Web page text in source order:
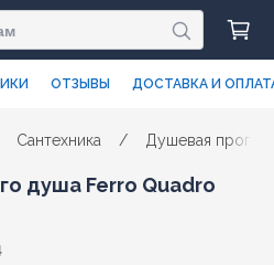
ОТЗЫВЫ ДОСТАВКА И
Сантехника / Душевая
душа Ferro Quadro